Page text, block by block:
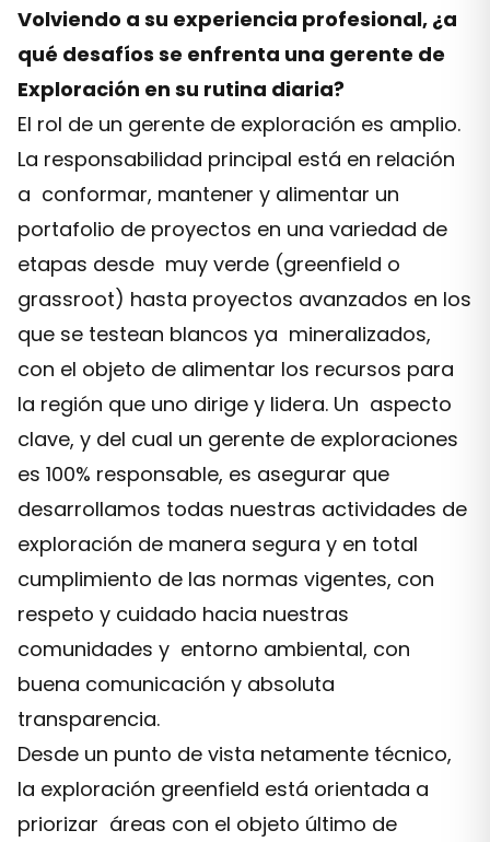
Volviendo a su experiencia profesional, ¿a
qué desafíos se enfrenta una gerente de
Exploración en su rutina diaria?
El rol de un gerente de exploración es amplio.
La responsabilidad principal está en relación
a conformar, mantener y alimentar un
portafolio de proyectos en una variedad de
etapas desde muy verde (greenfield o
grassroot) hasta proyectos avanzados en los
que se testean blancos ya mineralizados,
con el objeto de alimentar los recursos para
la región que uno dirige y lidera. Un aspecto
clave, y del cual un gerente de exploraciones
es 100% responsable, es asegurar que
desarrollamos todas nuestras actividades de
exploración de manera segura y en total
cumplimiento de las normas vigentes, con
respeto y cuidado hacia nuestras
comunidades y entorno ambiental, con
buena comunicación y absoluta
transparencia.
Desde un punto de vista netamente técnico,
la exploración greenfield está orientada a
priorizar áreas con el objeto último de